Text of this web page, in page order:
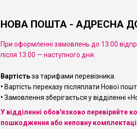
НОВА ПОШТА - АДРЕСНА
При оформленні замовлень до 13:00
після 13:00 — наступного дня.
Вартістьза тарифами перевізника.
• Вартість переказу післяплати Нової
• Замовлення зберігається у відділенні
У відділенні обов'язково
пошкодження або неповну